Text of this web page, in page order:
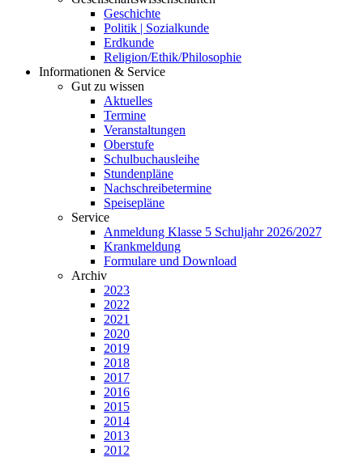
Geschichte
Politik | Sozialkunde
Erdkunde
Religion/Ethik/Philosophie
Informationen & Service
Gut zu wissen
Aktuelles
Termine
Veranstaltungen
Oberstufe
Schulbuchausleihe
Stundenpläne
Nachschreibetermine
Speisepläne
Service
Anmeldung Klasse 5 Schuljahr 2026/2027
Krankmeldung
Formulare und Download
Archiv
2023
2022
2021
2020
2019
2018
2017
2016
2015
2014
2013
2012